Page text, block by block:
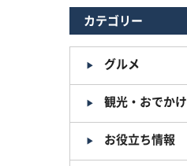
カテゴリー
グルメ
観光・おでかけ
お役立ち情報